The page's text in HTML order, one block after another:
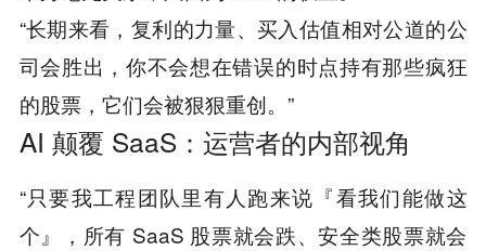
“长期来看，复利的力量、买入估值相对公道的公
司会胜出，你不会想在错误的时点持有那些疯狂
的股票，它们会被狠狠重创。”
AI 颠覆 SaaS：运营者的内部视角
“只要我工程团队里有人跑来说『看我们能做这
个』，所有 SaaS 股票就会跌、安全类股票就会